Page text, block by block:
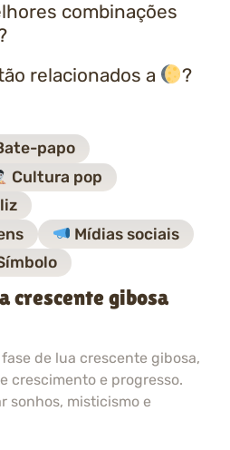
combinações
relacionados a
?
papo
Cultura pop
Mídias sociais
crescente gibosa
de lua crescente gibosa,
crescimento e progresso.
sonhos, misticismo e